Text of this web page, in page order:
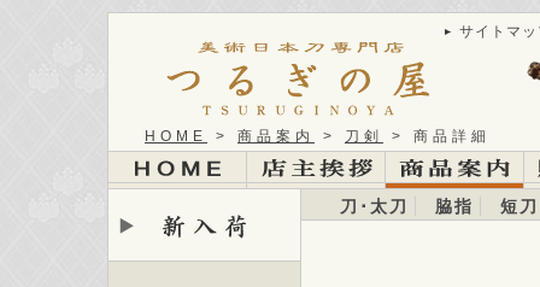
サイトマ
HOME > 商品案内 > 刀剣 > 商品詳細
刀･太刀 脇指 短刀